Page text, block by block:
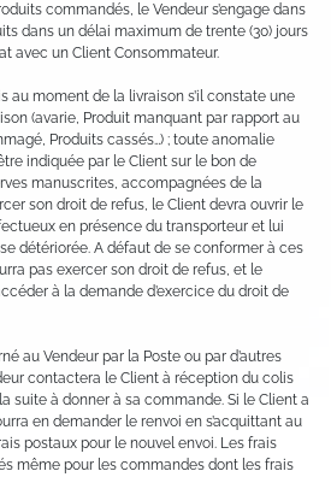
commandés, le Vendeur s’engage dans
dans un délai maximum de trente (30) jours
avec un Client Consommateur.
au moment de la livraison s’il constate une
(avarie, Produit manquant par rapport au
Produits cassés…) ; toute anomalie
indiquée par le Client sur le bon de
manuscrites, accompagnées de la
son droit de refus, le Client devra ouvrir le
en présence du transporteur et lui
détériorée. A défaut de se conformer à ces
pas exercer son droit de refus, et le
à la demande d’exercice du droit de
au Vendeur par la Poste ou par d’autres
contactera le Client à réception du colis
suite à donner à sa commande. Si le Client a
en demander le renvoi en s’acquittant au
postaux pour le nouvel envoi. Les frais
même pour les commandes dont les frais